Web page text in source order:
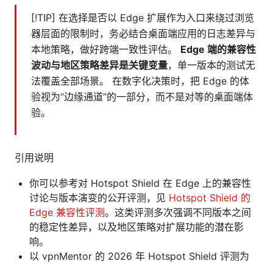
[!TIP] 在选择是否以 Edge 扩展作为入口来绕过浏览
器层面的限制时，务必结合桌面端应用的日志差异与
本地策略，做好跨端一致性评估。 Edge 端的兼容性
波动与地区策略差异是关键变量，单一版本的测试无
法覆盖全部场景。 在数字化决策时，把 Edge 的体
验视为“边缘通道”的一部分，而不是对等的桌面端体
验。
引用说明
你可以参考对 Hotspot Shield 在 Edge 上的兼容性
讨论与版本演变的公开评测，见 Hotspot Shield 的
Edge 兼容性评测。这类评测多次强调不同版本之间
的稳定性差异，以及地区策略对扩展功能的潜在影
响。
以 vpnMentor 的 2026 年 Hotspot Shield 评测为